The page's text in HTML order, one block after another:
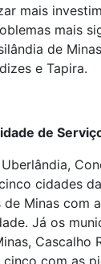
mais
mais
de
e Tapira.
de
cidades
de Minas com
Já os
Cascalho
com as